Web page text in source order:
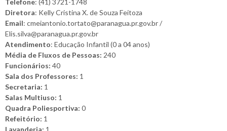
Telefone: (41) 3721-1748
Diretora: Kelly Cristina X. de Souza Feitoza
Email: cmeiantonio.tortato@paranagua.pr.gov.br /
Elis.silva@paranagua.pr.gov.br
Atendimento: Educação Infantil (0 a 04 anos)
Média de Fluxos de Pessoas: 240
Funcionários: 40
Sala dos Professores: 1
Secretaria: 1
Salas Multiuso: 1
Quadra Poliesportiva: 0
Refeitório: 1
Lavanderia: 1